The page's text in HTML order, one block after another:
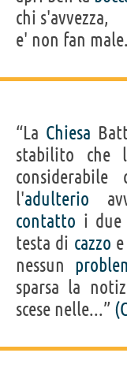
chi s'avvezza,
e' non fan
“La Chiesa
stabilito che
considerabile
l'adulterio
contatto i due
testa di cazzo
nessun
sparsa la
scese nelle...”